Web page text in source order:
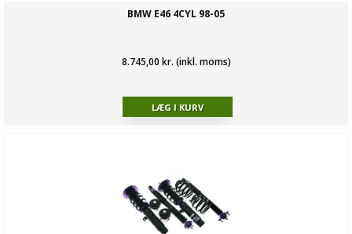
BMW E46 4CYL 98-05
8.745,00 kr. (inkl. moms)